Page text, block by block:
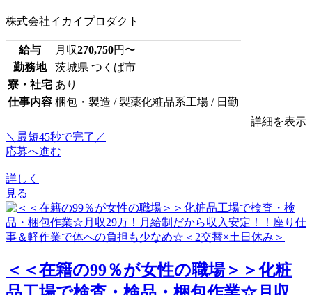
株式会社イカイプロダクト
給与 月収270,750円〜
勤務地
茨城県 つくば市
寮・社宅 あり
仕事内容 梱包・製造 / 製薬化粧品系工場 / 日勤
詳細を表示
＼最短45秒で完了／
応募へ進む
詳しく
見る
＜＜在籍の99％が女性の職場＞＞化粧